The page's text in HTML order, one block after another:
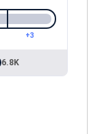
+3
6.8K